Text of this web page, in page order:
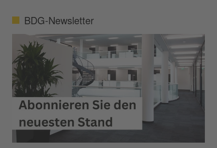
BDG-Newsletter